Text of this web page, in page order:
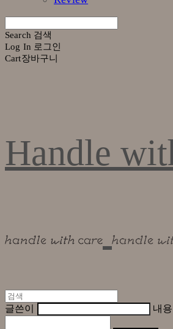
Search 검색
Log In 로그인
Cart장바구니
Handle
글쓴이 내용